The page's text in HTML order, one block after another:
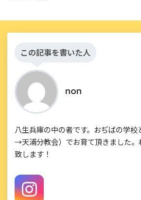
この記事を書いた人
non
八生兵庫の中の者です。おぢばの学
→天浦分教会）でお育て頂きました。
致します！